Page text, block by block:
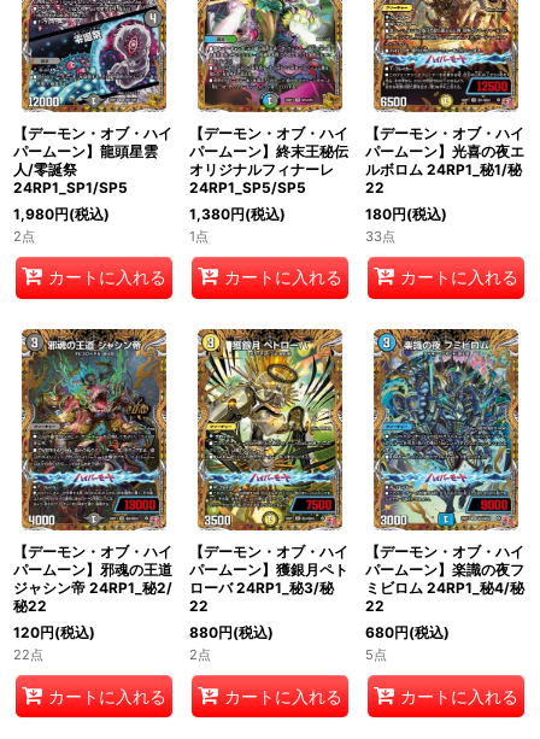
【デーモン・オブ・ハイ
パームーン】龍頭星雲
人/零誕祭
24RP1_SP1/SP5
1,980円(税込)
2点
カートに入れる
【デーモン・オブ・ハイ
パームーン】終末王秘伝
オリジナルフィナーレ
24RP1_SP5/SP5
1,380円(税込)
1点
カートに入れる
【デーモン・オブ・ハイ
パームーン】光喜の夜エ
ルボロム 24RP1_秘1/秘
22
180円(税込)
33点
カートに入れる
【デーモン・オブ・ハイ
パームーン】邪魂の王道
ジャシン帝 24RP1_秘2/
秘22
120円(税込)
22点
カートに入れる
【デーモン・オブ・ハイ
パームーン】獲銀月ペト
ローバ 24RP1_秘3/秘
22
880円(税込)
2点
カートに入れる
【デーモン・オブ・ハイ
パームーン】楽識の夜フ
ミビロム 24RP1_秘4/秘
22
680円(税込)
5点
カートに入れる